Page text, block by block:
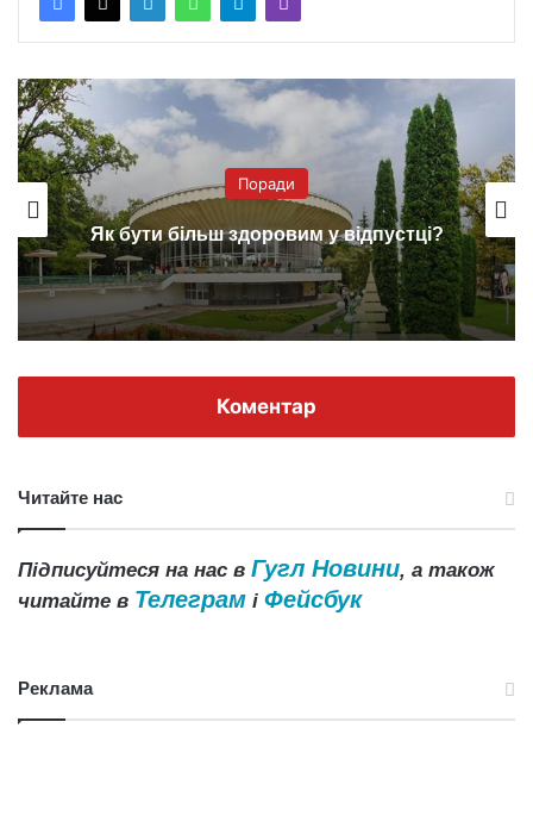
Поради
Как правильно выбрать спальный
мешок
Коментар
Читайте нас
Підписуйтеся на нас в Гугл Новини, а також
читайте в Телеграм і Фейсбук
Реклама